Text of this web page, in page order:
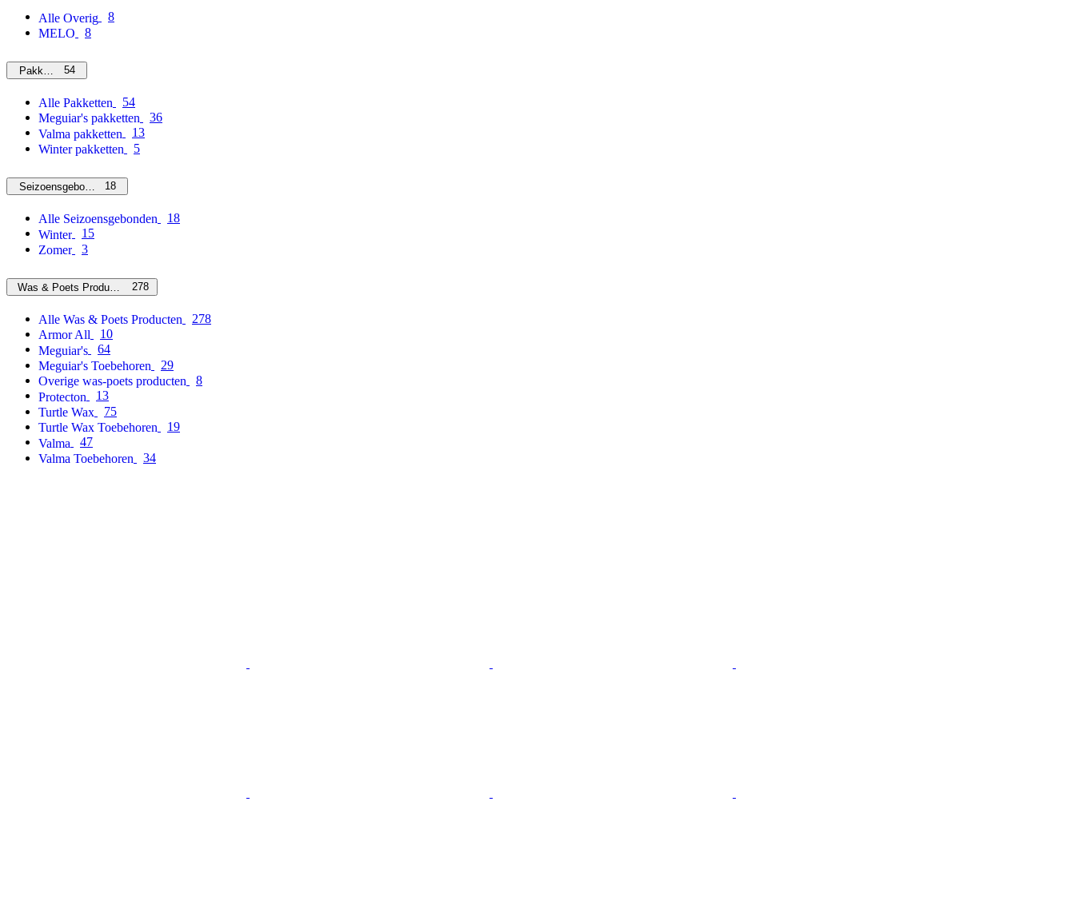
Alle Overig
8
MELO
8
Pakketten54
Alle Pakketten
54
Meguiar's pakketten
36
Valma pakketten
13
Winter pakketten
5
Seizoensgebonden18
Alle Seizoensgebonden
18
Winter
15
Zomer
3
Was & Poets Producten 278
Alle Was & Poets Producten
278
Armor All
10
Meguiar's
64
Meguiar's Toebehoren
29
Overige was-poets producten
8
Protecton
13
Turtle Wax
75
Turtle Wax Toebehoren
19
Valma
47
Valma Toebehoren
34